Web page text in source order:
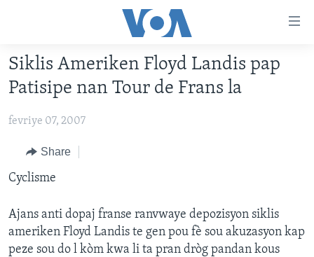
Skip
to
main
Skip
Navigation
to
Search
LÈZETAZINI
AMERIK LATIN
ENTÈNASYONAL
VIDEO
Learning English
Siklis Ameriken Floyd Landis pap
Patisipe nan Tour de Frans la
fevriye 07, 2007
Share
Cyclisme
Ajans anti dopaj franse ranvwaye depozisyon siklis
ameriken Floyd Landis te gen pou fè sou akuzasyon kap
peze sou do l kòm kwa li ta pran dròg pandan kous